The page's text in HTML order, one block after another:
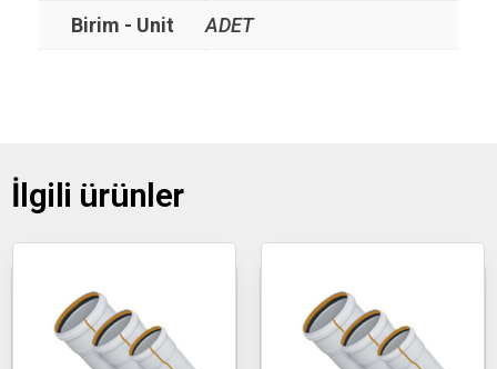
Birim - Unit ADET
İlgili ürünler